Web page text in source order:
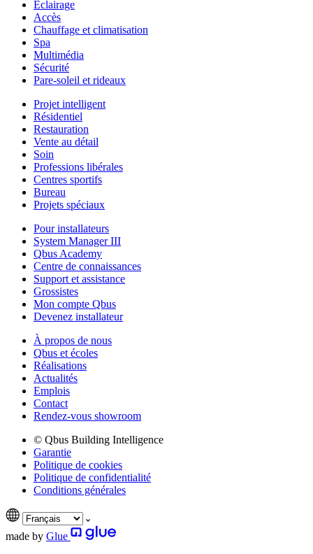
Éclairage
Accès
Chauffage et climatisation
Spa
Multimédia
Sécurité
Pare-soleil et rideaux
Projet intelligent
Résidentiel
Restauration
Vente au détail
Soin
Professions libérales
Centres sportifs
Bureau
Projets spéciaux
Pour installateurs
System Manager III
Qbus Academy
Centre de connaissances
Support et assistance
Grossistes
Mon compte Qbus
Devenez installateur
À propos de nous
Qbus et écoles
Réalisations
Actualités
Emplois
Contact
Rendez-vous showroom
© Qbus Building Intelligence
Garantie
Politique de cookies
Politique de confidentialité
Conditions générales
made by Glue